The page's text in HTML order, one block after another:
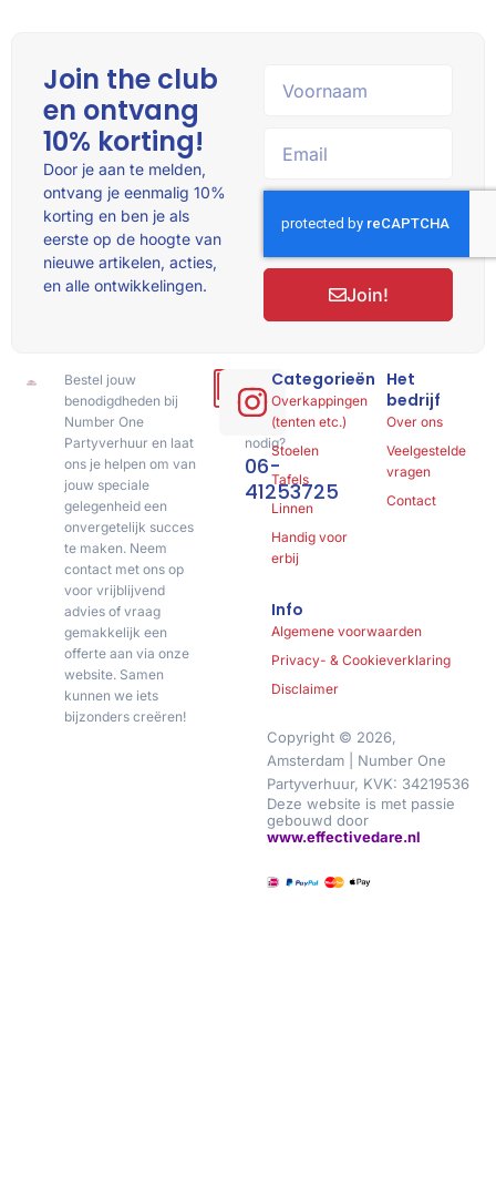
Bestel jouw
benodigdheden bij
Number One
Partyverhuur en laat
ons je helpen om van
jouw speciale
gelegenheid een
onvergetelijk succes
te maken. Neem
contact met ons op
voor vrijblijvend
advies of vraag
gemakkelijk een
offerte aan via onze
website. Samen
kunnen we iets
bijzonders creëren!
Hulp
of
advies
nodig?
06-
41253725
Categorieën
Overkappingen
(tenten etc.)
Stoelen
Tafels
Linnen
Handig voor
erbij
Het
bedrijf
Over ons
Veelgestelde
vragen
Contact
Info
Algemene voorwaarden
Privacy- & Cookieverklaring
Disclaimer
Copyright © 2026,
Amsterdam | Number One
Partyverhuur, KVK: 34219536
Deze website is met passie
gebouwd door
www.effectivedare.nl
Join the club
en ontvang
10% korting!
Door je aan te melden,
ontvang je eenmalig 10%
korting en ben je als
eerste op de hoogte van
nieuwe artikelen, acties,
en alle ontwikkelingen.
Join!